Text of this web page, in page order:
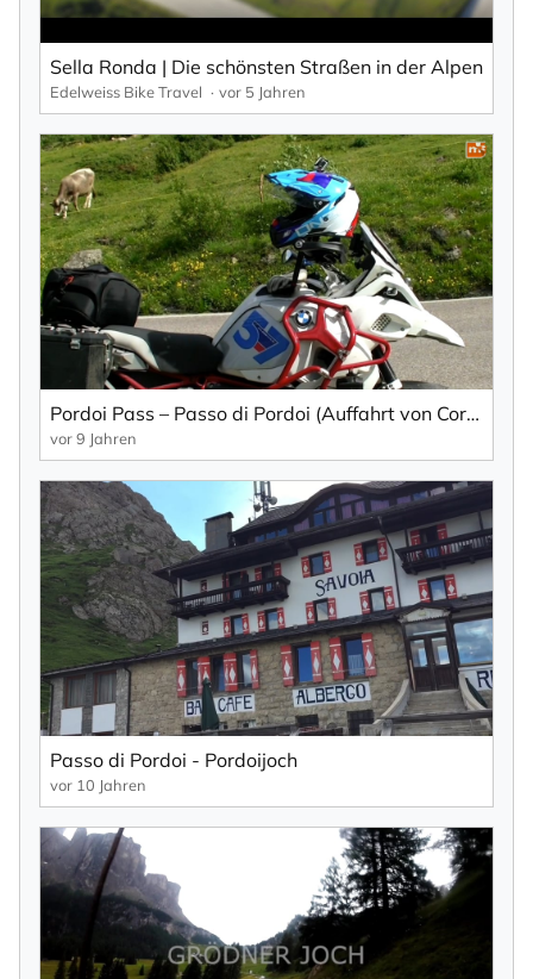
Sella Ronda | Die schönsten Straßen in der Alpen
Edelweiss Bike Travel vor 5 Jahren
Pordoi Pass – Passo di Pordoi (Auffahrt von Cortina D'Ampezzo), Auftakt zur Sella-Runde in den Dolomiten...
vor 9 Jahren
Passo di Pordoi - Pordoijoch
vor 10 Jahren
Mit der Eintragung für den Newsletter bestätigen Sie die Verarbeitung
Ihrer Daten gemäß derDatenschutzerklärungdurch KlickTipp.